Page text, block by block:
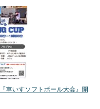
車いすソフトボール大会』開